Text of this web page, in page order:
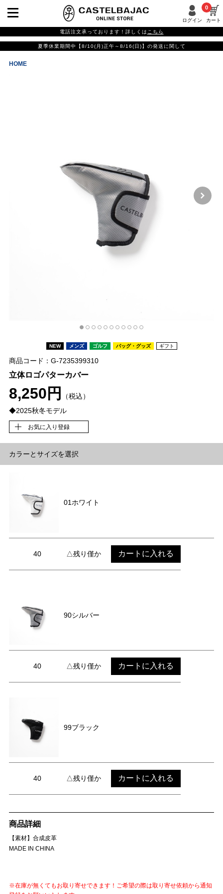
ログイン カート
0
電話注文承っております！詳しくは こちら
夏季休業期間中【8/10(月)正午～8/16(日)】の発送に関して
HOME
NEW メンズ ゴルフ バッグ・グッズ ギフト
商品コード：G-7235399310
立体ロゴパターカバー
8,250円
（税込）
◆2025秋冬モデル
お気に入り登録
カラーとサイズを選択
01ホワイト
40 △残り僅か カートに入れる
90シルバー
40 △残り僅か カートに入れる
99ブラック
40 △残り僅か カートに入れる
商品詳細
【素材】合成皮革
MADE IN CHINA
※在庫が無くてもお取り寄せできます！ご希望の際は取り寄せ依頼から通知